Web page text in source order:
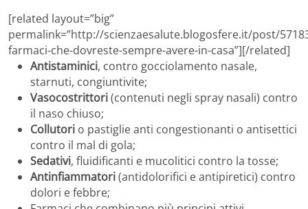
[related layout=”big”
permalink=”http://scienzaesalute.blogosfere.it/post/
farmaci-che-dovreste-sempre-avere-in-casa”][/related]
Antistaminici, contro gocciolamento nasale,
starnuti, congiuntivite;
Vasocostrittori(contenuti negli spray nasali) contro
il naso chiuso;
Collutori o pastiglie anti congestionanti o antisettici
contro il mal di gola;
Sedativi, fluidificanti e mucolitici contro la tosse;
Antinfiammatori(antidolorifici e antipiretici) contro
dolori e febbre;